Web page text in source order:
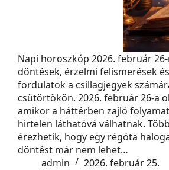
Napi horoszkóp 2026. február
döntések, érzelmi felismerések
fordulatok a csillagjegyek
csütörtökön. 2026. február 26-a
amikor a háttérben zajló
hirtelen láthatóvá válhatnak.
érezhetik, hogy egy régóta
döntést már nem lehet…
admin
2026. február 25.